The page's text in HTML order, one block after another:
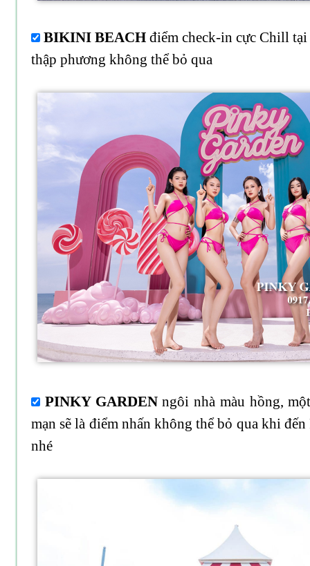
BIKINI BEACH điểm check-in cực Chill
thập phương không thể bỏ qua
​ PINKY GARDENngôi nhà màu hồng,
mạn sẽ là điểm nhấn không thể bỏ qua khi
nhé